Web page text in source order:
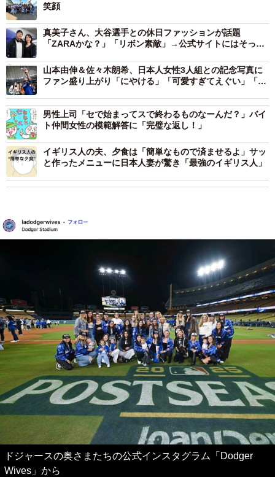
笑顔
真美子さん、大谷選手との休日ファッションが話題
「ZARAかな？」「リボン素敵」→公式サイトにはそっく
山本由伸＆佐々木朗希、日本人女性3人組との記念写真に
ファン盛り上がり「にやける」「可愛すぎてえぐい」「夢
男性上司「セで始まってスで終わるものなーんだ？」バイ
ト仲間女性の模範解答に「完璧な返し！」
イギリス人の夫、夕食は「簡単なもので済ませるよ」サッ
と作ったメニューに日本人妻が驚き「最強のイギリス人」
ドジャースの奥さまたちの公式インスタグラム「Dodger
Wives」から